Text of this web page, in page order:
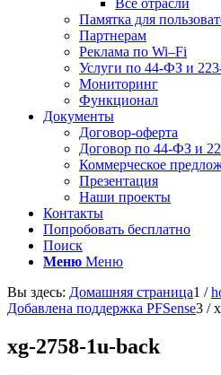
Все отрасли
Памятка для
Партнерам
Реклама по Wi–Fi
Услуги по 44-ФЗ и
Мониторинг
Функционал
Документы
Договор-оферта
Договор по 44-ФЗ и
Коммерческое
Презентация
Наши проекты
Контакты
Попробовать бесплатно
Поиск
Меню Меню
Вы здесь: Домашняя страница1 /
Добавлена поддержка PFSense3 /
xg-2758-1u-back